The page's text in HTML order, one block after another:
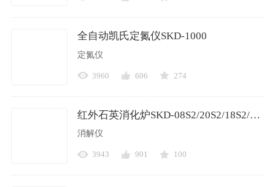
全自动凯氏定氮仪SKD-1000
定氮仪
3960 606 274
红外石英消化炉SKD-08S2/20S2/18S2/48S2
消解仪
3943 901 100